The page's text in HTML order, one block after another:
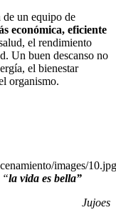
de un equipo de
económica, eficiente
el rendimiento
Un buen descanso no
el bienestar
organismo.
la vida es bella”
Jujoes